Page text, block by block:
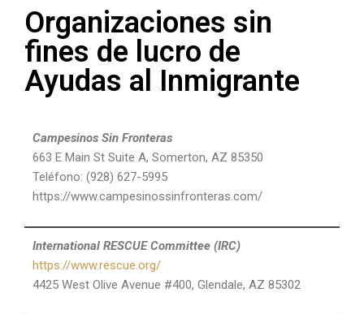
Organizaciones sin
fines de lucro de
Ayudas al Inmigrante
Campesinos Sin Fronteras
663 E Main St Suite A, Somerton, AZ 85350
Teléfono: (928) 627-5995
https://www.campesinossinfronteras.com/
International RESCUE Committee (IRC)
https://www.rescue.org/
4425 West Olive Avenue #400, Glendale, AZ 85302